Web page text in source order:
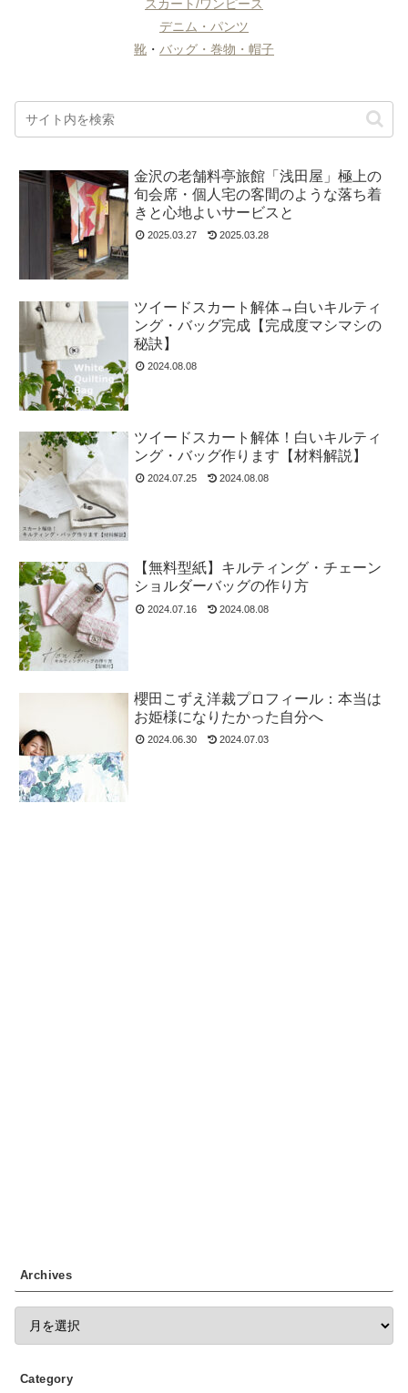
スカート/ワンピース
デニム・パンツ
靴 ・ バッグ・巻物・帽子
金沢の老舗料亭旅館「浅田屋」極上の
旬会席・個人宅の客間のような落ち着
きと心地よいサービスと
2025.03.27 2025.03.28
ツイードスカート解体→白いキルティ
ング・バッグ完成【完成度マシマシの
秘訣】
2024.08.08
ツイードスカート解体！白いキルティ
ング・バッグ作ります【材料解説】
2024.07.25 2024.08.08
【無料型紙】キルティング・チェーン
ショルダーバッグの作り方
2024.07.16 2024.08.08
櫻田こずえ洋裁プロフィール：本当は
お姫様になりたかった自分へ
2024.06.30 2024.07.03
Archives
Category